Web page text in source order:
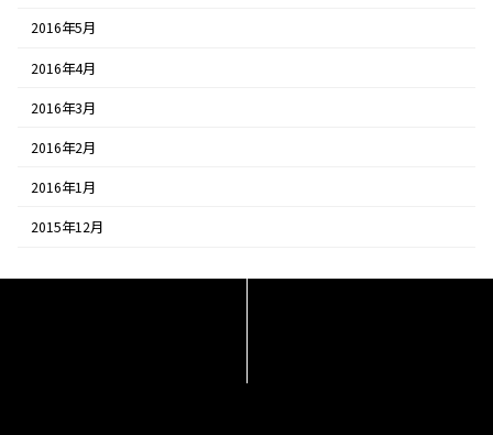
2016年5月
2016年4月
2016年3月
2016年2月
2016年1月
2015年12月